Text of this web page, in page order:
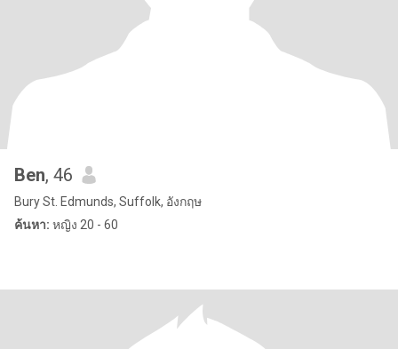
Ben, 46
Bury St. Edmunds, Suffolk, อังกฤษ
ค้นหา: หญิง 20 - 60